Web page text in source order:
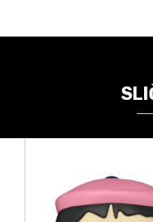
koliko je 4 + 1 :